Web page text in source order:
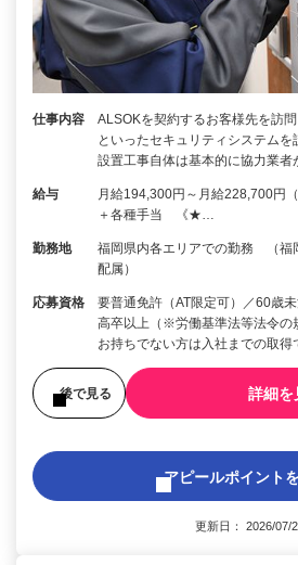
仕事内容
ALSOKを契約するお客様先を訪
といったセキュリティシステムを
設置工事自体は基本的に協力業
給与
月給194,300円～月給228,700円
＋各種手当 《★…
勤務地
福岡県内各エリアでの勤務 （福
配属）
応募資格
要普通免許（AT限定可）／60歳
高卒以上（※労働基準法等法令
お持ちでない方は入社までの取得
後で見る 詳細を
アピールポイント
更新日： 2026/